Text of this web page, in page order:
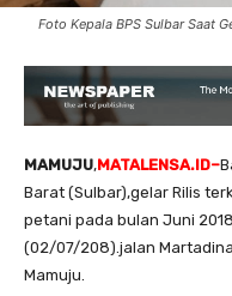
Foto Kepala BPS Sulbar Saat
MAMUJU,MATALENSA.ID–
Barat (Sulbar),gelar Rilis
petani pada bulan Juni
(02/07/208).jalan
Mamuju.